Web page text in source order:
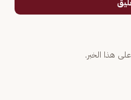
هذا الخبر.